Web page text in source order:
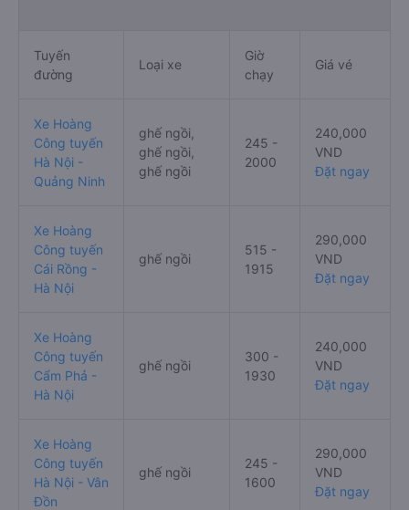
Tuyến
đường
Loại xe
Giờ
chạy
Giá vé
Xe Hoàng
Công tuyến
Hà Nội -
Quảng Ninh
ghế ngồi,
ghế ngồi,
ghế ngồi
245 -
2000
240,000
VND
Đặt ngay
Xe Hoàng
Công tuyến
Cái Rồng -
Hà Nội
ghế ngồi
515 -
1915
290,000
VND
Đặt ngay
Xe Hoàng
Công tuyến
Cẩm Phả -
Hà Nội
ghế ngồi
300 -
1930
240,000
VND
Đặt ngay
Xe Hoàng
Công tuyến
Hà Nội - Vân
Đồn
ghế ngồi
245 -
1600
290,000
VND
Đặt ngay